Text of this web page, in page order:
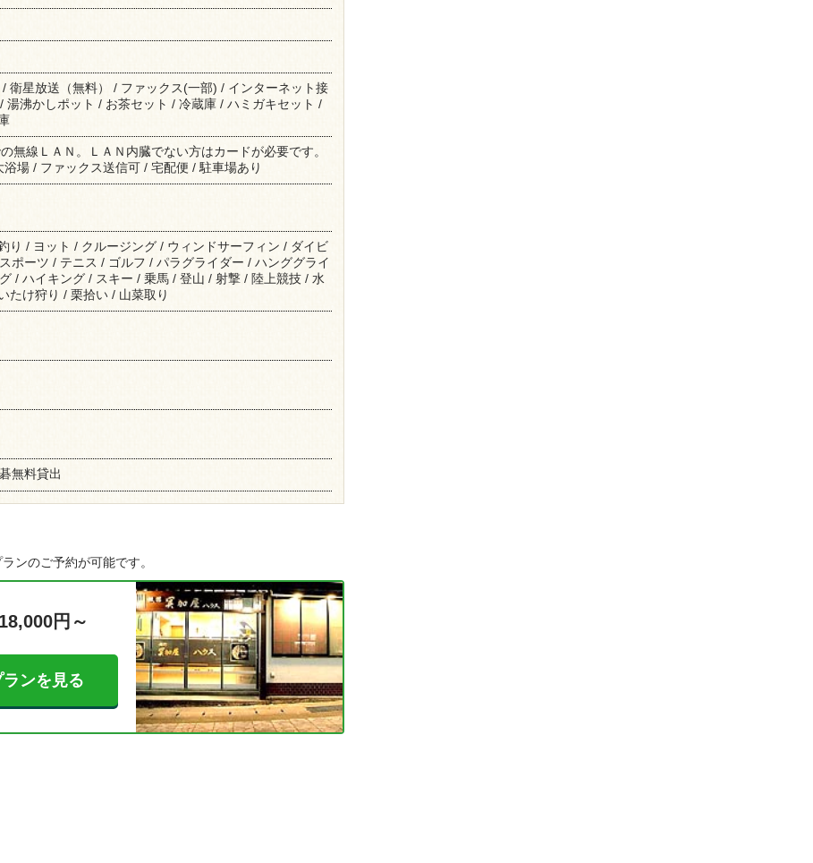
衛星放送（無料） / ファックス(一部) / インターネット接
湯沸かしポット / お茶セット / 冷蔵庫 / ハミガキセット /
無線ＬＡＮ。ＬＡＮ内臓でない方はカードが必要です。
場 / ファックス送信可 / 宅配便 / 駐車場あり
り / ヨット / クルージング / ウィンドサーフィン / ダイビ
ポーツ / テニス / ゴルフ / パラグライダー / ハンググライ
/ ハイキング / スキー / 乗馬 / 登山 / 射撃 / 陸上競技 / 水
たけ狩り / 栗拾い / 山菜取り
無料貸出
ンのご予約が可能です。
円～
ンを見る